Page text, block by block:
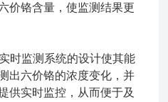
价铬含量，使监测结果更
监测系统的设计使其能
出六价铬的浓度变化，并
供实时监控，从而便于及